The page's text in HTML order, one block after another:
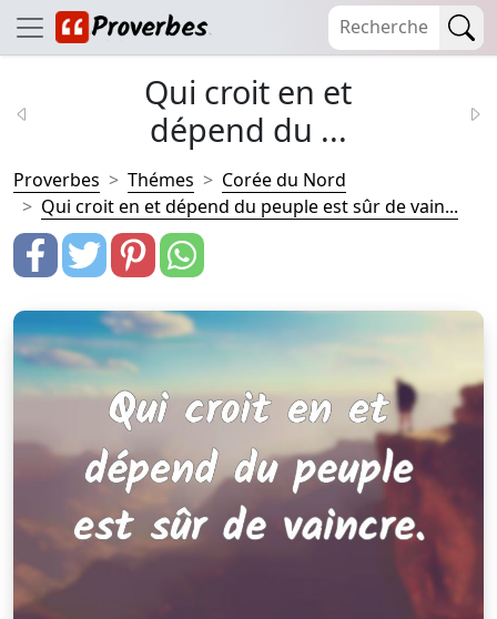
Qui croit en et
dépend du ...
Proverbes Thémes
Corée du Nord
Qui croit en et dépend du peuple est sûr de vain...